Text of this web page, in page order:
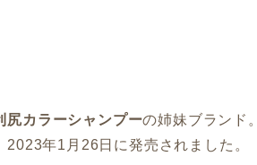
尻カラーシャンプーの姉妹ブランド。
2023年1月26日に発売されました。